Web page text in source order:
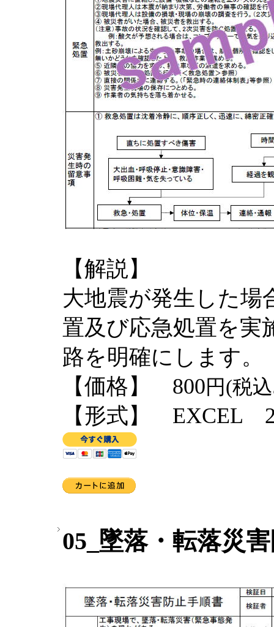
【解説】
大地震が発生した場
置及び応急処置を実
路を明確にします。
【価格】 800円(税
【形式】 EXCEL
05_墜落・転落災